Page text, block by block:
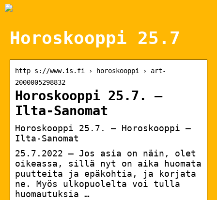
Horoskooppi 25.7
http s://www.is.fi › horoskooppi › art-
2000005298832
Horoskooppi 25.7. –
Ilta-Sanomat
Horoskooppi 25.7. – Horoskooppi –
Ilta-Sanomat
25.7.2022 — Jos asia on näin, olet
oikeassa, sillä nyt on aika huomata
puutteita ja epäkohtia, ja korjata
ne. Myös ulkopuolelta voi tulla
huomautuksia …